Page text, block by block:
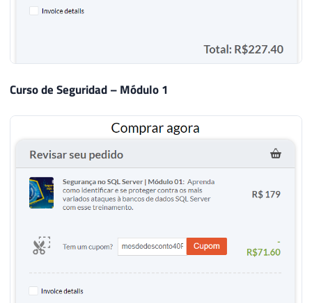
Curso de Seguridad – Módulo 1